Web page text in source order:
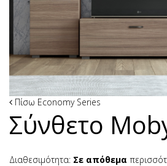
Πίσω Εconomy Series
Σύνθετο
Διαθεσιμότητα: Σε απόθεμα